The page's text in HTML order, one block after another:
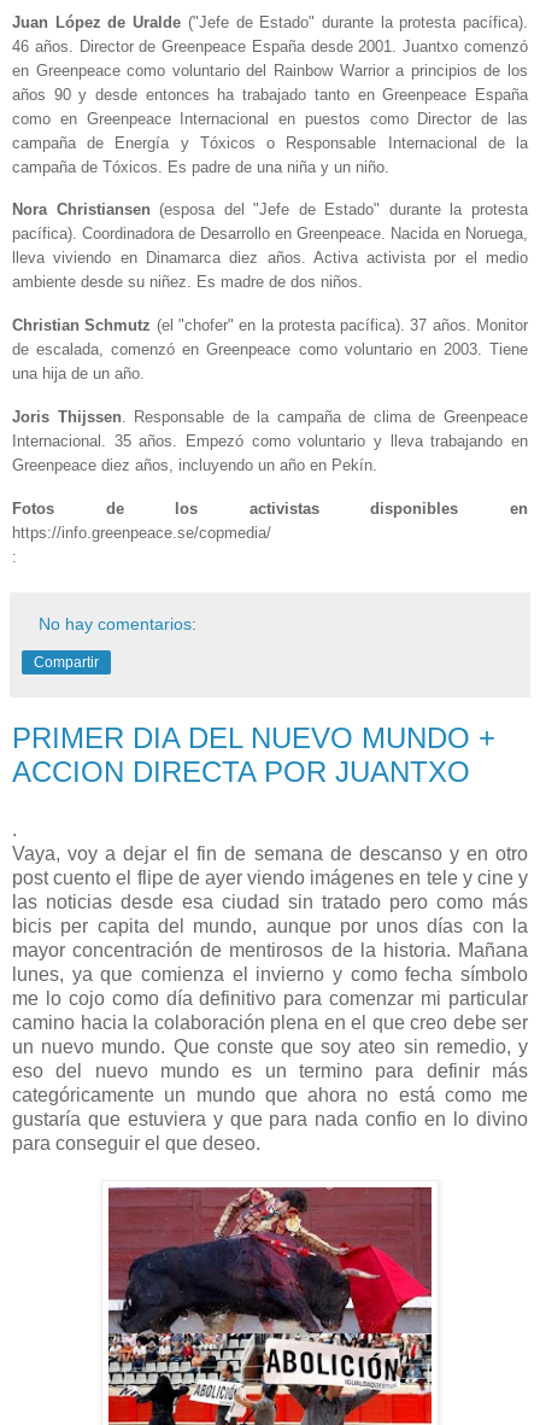
Juan López de Uralde ("Jefe de Estado" durante la protesta pacífica).
46 años. Director de Greenpeace España desde 2001. Juantxo comenzó
en Greenpeace como voluntario del Rainbow Warrior a principios de los
años 90 y desde entonces ha trabajado tanto en Greenpeace España
como en Greenpeace Internacional en puestos como Director de las
campaña de Energía y Tóxicos o Responsable Internacional de la
campaña de Tóxicos. Es padre de una niña y un niño.
Nora Christiansen (esposa del "Jefe de Estado" durante la protesta
pacífica). Coordinadora de Desarrollo en Greenpeace. Nacida en Noruega,
lleva viviendo en Dinamarca diez años. Activa activista por el medio
ambiente desde su niñez. Es madre de dos niños.
Christian Schmutz (el "chofer" en la protesta pacífica). 37 años. Monitor
de escalada, comenzó en Greenpeace como voluntario en 2003. Tiene
una hija de un año.
Joris Thijssen. Responsable de la campaña de clima de Greenpeace
Internacional. 35 años. Empezó como voluntario y lleva trabajando en
Greenpeace diez años, incluyendo un año en Pekín.
Fotos de los activistas disponibles en
https://info.greenpeace.se/copmedia/
:
No hay comentarios:
Compartir
PRIMER DIA DEL NUEVO MUNDO +
ACCION DIRECTA POR JUANTXO
.
Vaya, voy a dejar el fin de semana de descanso y en otro
post cuento el flipe de ayer viendo imágenes en tele y cine y
las noticias desde esa ciudad sin tratado pero como más
bicis per capita del mundo, aunque por unos días con la
mayor concentración de mentirosos de la historia. Mañana
lunes, ya que comienza el invierno y como fecha símbolo
me lo cojo como día definitivo para comenzar mi particular
camino hacia la colaboración plena en el que creo debe ser
un nuevo mundo. Que conste que soy ateo sin remedio, y
eso del nuevo mundo es un termino para definir más
categóricamente un mundo que ahora no está como me
gustaría que estuviera y que para nada confio en lo divino
para conseguir el que deseo.